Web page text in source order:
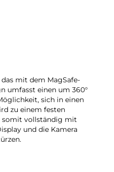
mit dem MagSafe-
umfasst einen um 360°
sich in einen
zu einem festen
somit vollständig mit
und die Kamera